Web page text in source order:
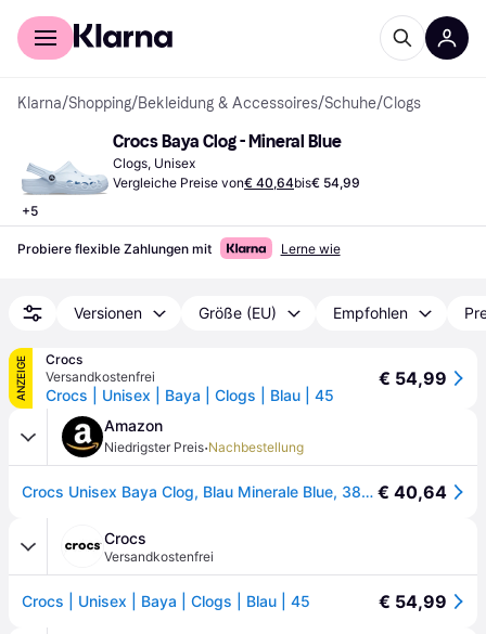
Für Shopper
Klarna/Shopping/Bekleidung & Accessoires/Schuhe/Clogs
+5
Crocs Baya Clog - Mineral Blue
Clogs, Unisex
Vergleiche Preise von€ 40,64bis€ 54,99
Probiere flexible Zahlungen mit Lerne wie
Versionen Größe (EU) Empfohlen
ANZEIGE
Crocs
Versandkostenfrei
Crocs | Unisex | Baya | Clogs | Blau | 45
€ 54,99
Amazon
Niedrigster Preis·Nachbestellung
Crocs Unisex Baya Clog, Blau Minerale Blue, 38/39 EU € 40,64
Crocs
Versandkostenfrei
Crocs | Unisex | Baya | Clogs | Blau | 45 € 54,99